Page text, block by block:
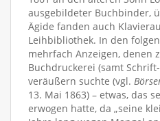
ausgebildeter Buchbinder,
Ägide fanden auch
Leihbibliothek. In den
mehrfach Anzeigen, denen
Buchdruckerei (samt
veräußern suchte (vgl.
13. Mai 1863) – etwas, das
erwogen hatte, da „seine